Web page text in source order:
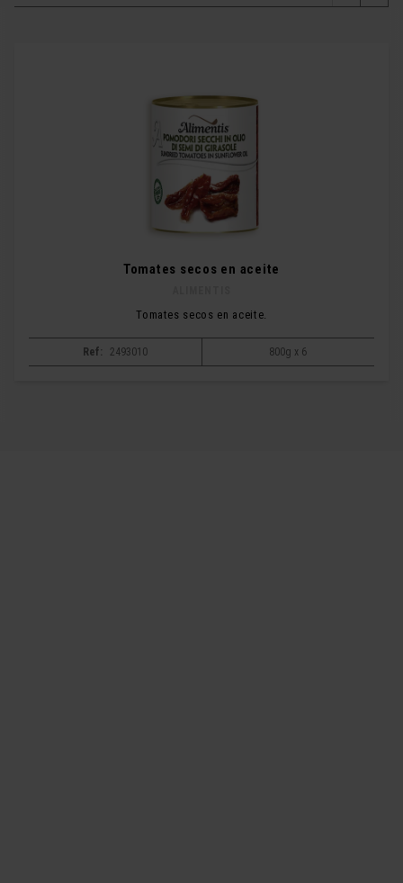
Tomates secos en aceite
Tomates secos en aceite.
Ref: 2493010 800g x 6